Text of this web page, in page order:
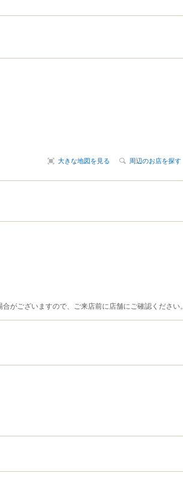
大きな地図を見る 周辺のお店を探す
がございますので、ご来店前に店舗にご確認ください。